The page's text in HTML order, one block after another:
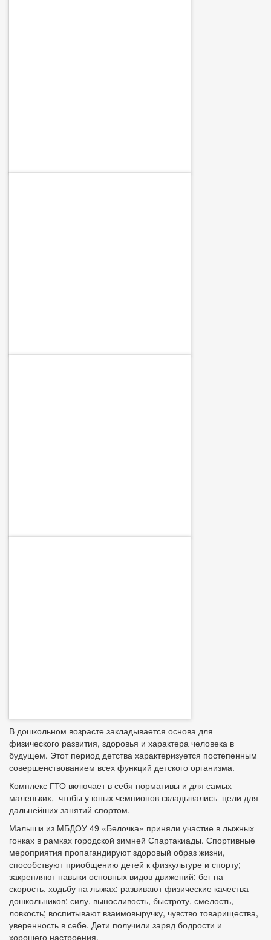
В дошкольном возрасте закладывается основа для
физического развития, здоровья и характера человека в
будущем. Этот период детства характеризуется постепенным
совершенствованием всех функций детского организма.
Комплекс ГТО включает в себя нормативы и для самых
маленьких, чтобы у юных чемпионов складывались цели для
дальнейших занятий спортом.
Малыши из МБДОУ 49 «Белочка» приняли участие в лыжных
гонках в рамках городской зимней Спартакиады. Спортивные
мероприятия пропагандируют здоровый образ жизни,
способствуют приобщению детей к физкультуре и спорту;
закрепляют навыки основных видов движений: бег на
скорость, ходьбу на лыжах; развивают физические качества
дошкольников: силу, выносливость, быстроту, смелость,
ловкость; воспитывают взаимовыручку, чувство товарищества,
уверенность в себе. Дети получили заряд бодрости и
хорошего настроения.